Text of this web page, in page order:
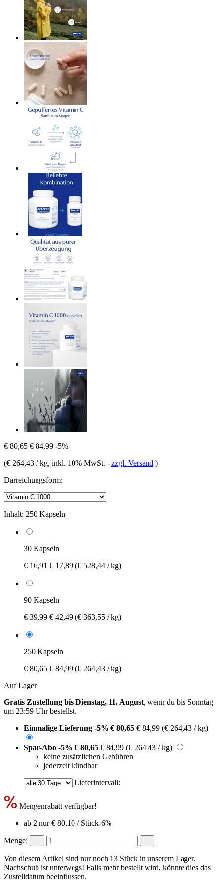
€ 80,65 € 84,99 -5%
(€ 264,43 / kg, inkl. 10% MwSt. - zzgl. Versand )
Darreichungsform:
Inhalt: 250 Kapseln
30 Kapseln
€ 16,91 € 17,89 (€ 528,44 / kg)
90 Kapseln
€ 39,99 € 42,49 (€ 363,55 / kg)
250 Kapseln
€ 80,65 € 84,99 (€ 264,43 / kg)
Auf Lager
Gratis Zustellung bis Dienstag, 11. August, wenn du bis Sonntag
um 23:59 Uhrbestellst.
Einmalige Lieferung -5% € 80,65 € 84,99 (€ 264,43 / kg)
Spar-Abo -5% € 80,65 € 84,99 (€ 264,43 / kg)
keine zusätzlichen Gebühren
jederzeit kündbar
Lieferintervall:
Mengenrabatt verfügbar!
ab 2 nur€ 80,10 / Stück-6%
Menge:
Von diesem Artikel sind nur noch 13 Stück in unserem Lager.
Nachschub ist unterwegs! Falls mehr bestellt wird, könnte dies das
Zustelldatum beeinflussen.